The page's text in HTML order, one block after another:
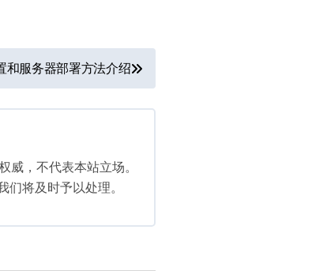
和服务器部署方法介绍
威，不代表本站立场。
将及时予以处理。